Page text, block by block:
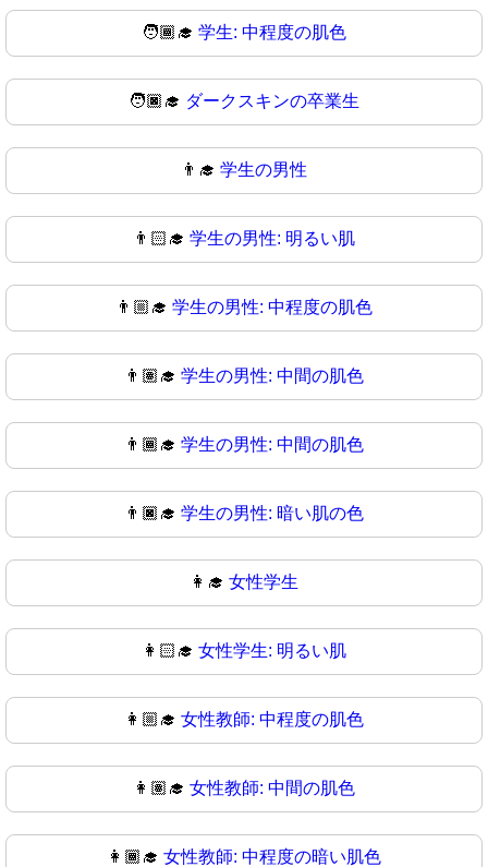
🧑🏾‍🎓 学生: 中程度の肌色
🧑🏿‍🎓 ダークスキンの卒業生
👨‍🎓 学生の男性
👨🏻‍🎓 学生の男性: 明るい肌
👨🏼‍🎓 学生の男性: 中程度の肌色
👨🏽‍🎓 学生の男性: 中間の肌色
👨🏾‍🎓 学生の男性: 中間の肌色
👨🏿‍🎓 学生の男性: 暗い肌の色
👩‍🎓 女性学生
👩🏻‍🎓 女性学生: 明るい肌
👩🏼‍🎓 女性教師: 中程度の肌色
👩🏽‍🎓 女性教師: 中間の肌色
👩🏾‍🎓 女性教師: 中程度の暗い肌色